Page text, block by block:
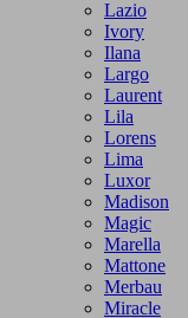
Lazio
Ivory
Ilana
Largo
Laurent
Lila
Lorens
Lima
Luxor
Madison
Magic
Marella
Mattone
Merbau
Miracle